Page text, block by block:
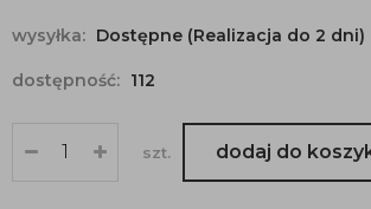
wysyłka: Dostępne (Realizacja do 2 dni)
dostępność: 112
szt. dodaj do